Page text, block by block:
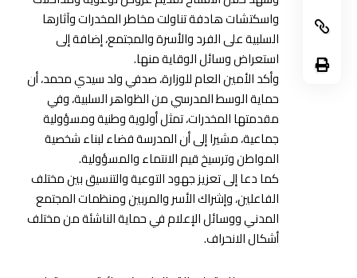
واسكتشات هادفة تناولت مخاطر المخدرات وآثارها
السلبية على الفرد والأسرة والمجتمع، إضافة إلى
استعراض وسائل الوقاية منها.
وأكد الأمين العام للوزارة، صدفي ولد سيدي محمد، أن
حماية الوسط المدرسي من الظواهر السلبية، وفي
مقدمتها المخدرات، تمثل أولوية وطنية ومسؤولية
جماعية، مشيرا إلى أن المدرسة فضاء لبناء شخصية
المواطن وترسيخ قيم الانتماء والمسؤولية.
كما دعا إلى تعزيز جهود التوعية والتنسيق بين مختلف
الفاعلين، وإشراك الأسر والمربين ومنظمات المجتمع
المدني ووسائل الإعلام في حماية الناشئة من مختلف
أشكال الانحراف.